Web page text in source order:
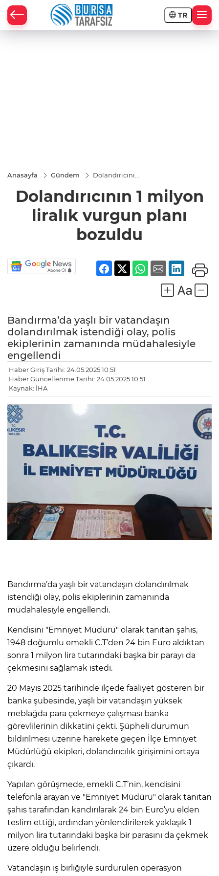
TR
Anasayfa Gündem
Dolandırıcının
bozuldu
Dolandırıcının 1 milyon
liralık vurgun planı
bozuldu
Bandırma’da yaşlı bir vatandaşın
dolandırılmak istendiği olay, polis
ekiplerinin zamanında müdahalesiyle
engellendi
Haber Giriş Tarihi: 24.05.2025 10:51
Haber Güncellenme Tarihi: 24.05.2025 10:51
Kaynak: İHA
Bandırma’da yaşlı bir vatandaşın dolandırılmak
istendiği olay, polis ekiplerinin zamanında
müdahalesiyle engellendi.
Kendisini "Emniyet Müdürü" olarak tanıtan şahıs,
1948 doğumlu emekli C.T’den 24 bin Euro aldıktan
sonra 1 milyon lira tutarındaki başka bir parayı da
çekmesini sağlamak istedi.
20 Mayıs 2025 tarihinde ilçede faaliyet gösteren bir
banka şubesinde, yaşlı bir vatandaşın yüksek
meblağda para çekmeye çalışması banka
görevlilerinin dikkatini çekti. Şüpheli durumun
bildirilmesi üzerine harekete geçen İlçe Emniyet
Müdürlüğü ekipleri, dolandırıcılık girişimini ortaya
çıkardı.
Yapılan görüşmede, emekli C.T’nin, kendisini
telefonla arayan ve "Emniyet Müdürü" olarak tanıtan
şahıs tarafından kandırılarak 24 bin Euro’yu elden
teslim ettiği, ardından yönlendirilerek yaklaşık 1
milyon lira tutarındaki başka bir parasını da çekmek
üzere olduğu belirlendi.
Vatandaşın iş birliğiyle sürdürülen operasyon